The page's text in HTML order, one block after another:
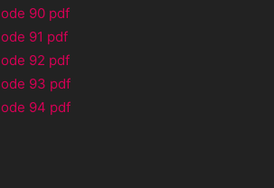
90 pdf
91 pdf
92 pdf
93 pdf
94 pdf